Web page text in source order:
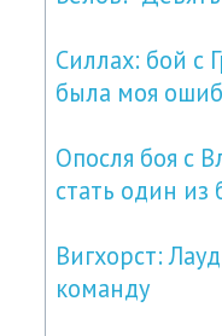
Силлах: бой с
была моя
Опосля боя с
стать один из
Вигхорст:
команду